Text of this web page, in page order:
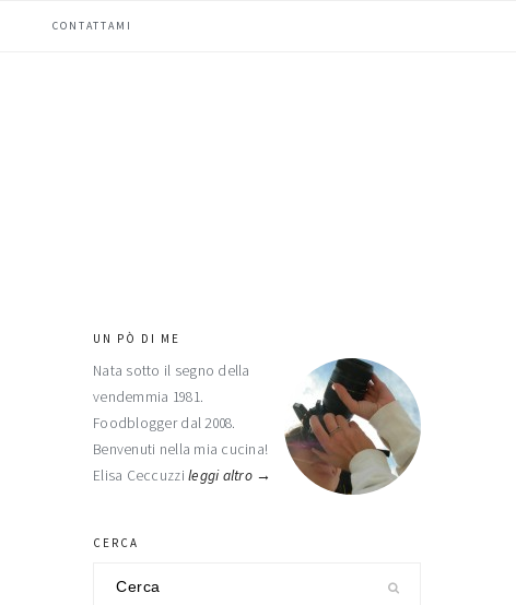
CONTATTAMI
barra
laterale
primaria
UN PÒ DI ME
Nata sotto il segno della
vendemmia 1981.
Foodblogger dal 2008.
Benvenuti nella mia cucina!
Elisa Ceccuzzileggi altro →
CERCA